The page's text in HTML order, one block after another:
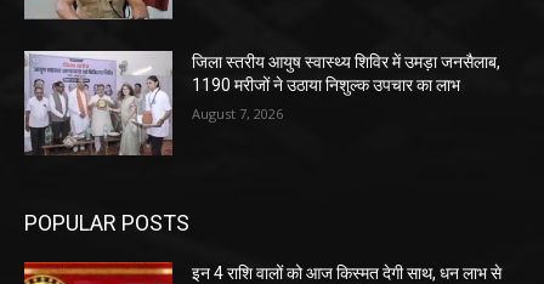
जिला स्तरीय आयुष स्वास्थ्य शिविर में उमड़ा जनसैलाब,
1190 मरीजों ने उठाया निशुल्क उपचार का लाभ
August 7, 2026
POPULAR POSTS
इन 4 राशि वालों को आज किस्मत देगी साथ, धन लाभ से